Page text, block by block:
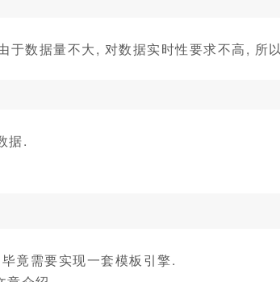
于数据量不大, 对数据实时性要求不高, 所
据.
竟需要实现一套模板引擎.